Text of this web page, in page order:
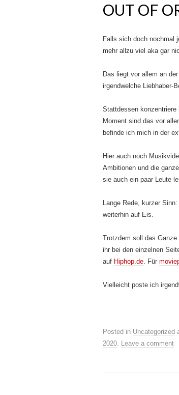
OUT OF
Falls sich doch nochmal
mehr allzu viel aka gar
Das liegt vor allem an
irgendwelche Liebhaber-
Stattdessen konzentriere
Moment sind das vor
befinde ich mich in der
Hier auch noch
Ambitionen und die
sie auch ein paar Leute
Lange Rede, kurzer
weiterhin auf Eis.
Trotzdem soll das
ihr bei den einzelnen
auf Hiphop.de. Für
Vielleicht poste ich
Posted in Uncategorized
2020. Leave a comment